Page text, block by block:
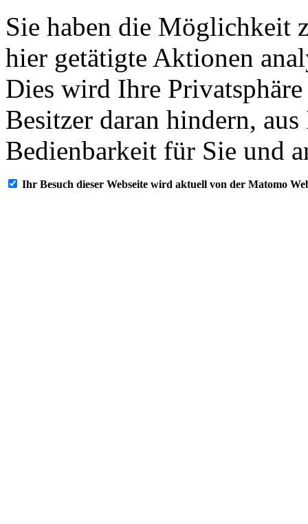
Sie haben die Möglichkeit
hier getätigte Aktionen
Dies wird Ihre
Besitzer daran hindern,
Bedienbarkeit für Sie und
Ihr Besuch dieser Webseite wird aktuell von der Matomo